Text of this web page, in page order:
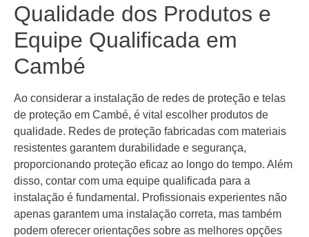
Qualidade dos Produtos e
Equipe Qualificada em
Cambé
Ao considerar a instalação de redes de proteção e telas
de proteção em Cambé, é vital escolher produtos de
qualidade. Redes de proteção fabricadas com materiais
resistentes garantem durabilidade e segurança,
proporcionando proteção eficaz ao longo do tempo. Além
disso, contar com uma equipe qualificada para a
instalação é fundamental. Profissionais experientes não
apenas garantem uma instalação correta, mas também
podem oferecer orientações sobre as melhores opções